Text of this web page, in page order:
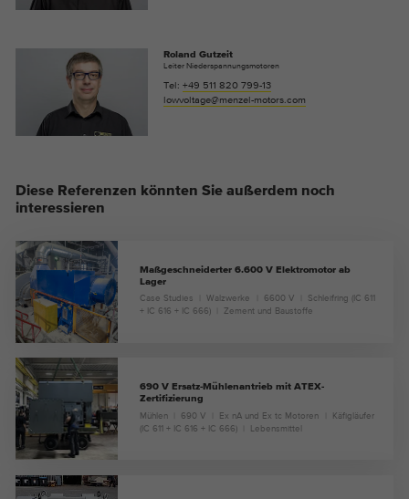
Roland Gutzeit
Leiter Niederspannungsmotoren
Tel: +49 511 820 799-13
lowvoltage@menzel-motors.com
Diese Referenzen könnten Sie außerdem noch
interessieren
Maßgeschneiderter 6.600 V Elektromotor ab
Lager
Case Studies
Walzwerke 6600 V
Schleifring (IC 611
+ IC 616 + IC 666)
Zement und Baustoffe
690 V Ersatz-Mühlenantrieb mit ATEX-
Zertifizierung
Mühlen
690 V Ex nA und Ex tc Motoren
Käfigläufer
(IC 611 + IC 616 + IC 666)
Lebensmittel